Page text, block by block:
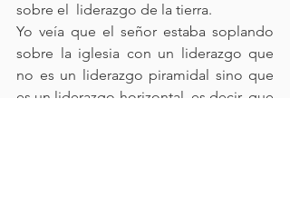
sobre el  liderazgo de la tierra.
Yo veía que el señor estaba soplando
sobre la iglesia con un liderazgo que
no es un liderazgo piramidal sino que
es un liderazgo horizontal, es decir, que